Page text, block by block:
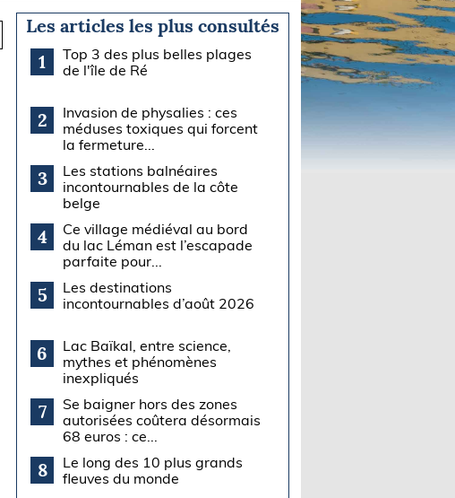
Les articles les plus consultés
1
Top 3 des plus belles plages
de l'île de Ré
2
Invasion de physalies : ces
méduses toxiques qui forcent
la fermeture...
3
Les stations balnéaires
incontournables de la côte
belge
4
Ce village médiéval au bord
du lac Léman est l’escapade
parfaite pour...
5
Les destinations
incontournables d’août 2026
6
Lac Baïkal, entre science,
mythes et phénomènes
inexpliqués
7
Se baigner hors des zones
autorisées coûtera désormais
68 euros : ce...
8
Le long des 10 plus grands
fleuves du monde